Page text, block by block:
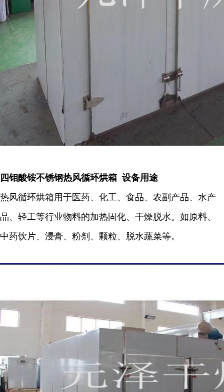
四钼酸铵不锈钢热风循环烘箱 设备用途
热风循环烘箱用于医药、化工、食品、农副产品、水产
品、轻工等行业物料的加热固化、干燥脱水。如原料、
中药饮片、浸膏、粉剂、颗粒、脱水蔬菜等。